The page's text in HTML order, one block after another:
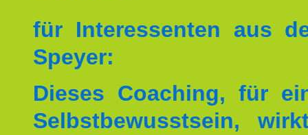
für Interessenten aus
Speyer:
Dieses Coaching, für
Selbstbewusstsein,